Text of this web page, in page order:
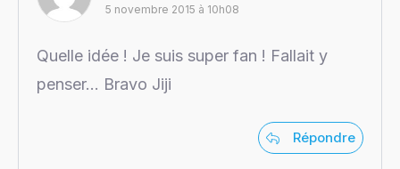
5 novembre 2015 à 10h08
Quelle idée ! Je suis super fan ! Fallait y
penser… Bravo Jiji
Répondre